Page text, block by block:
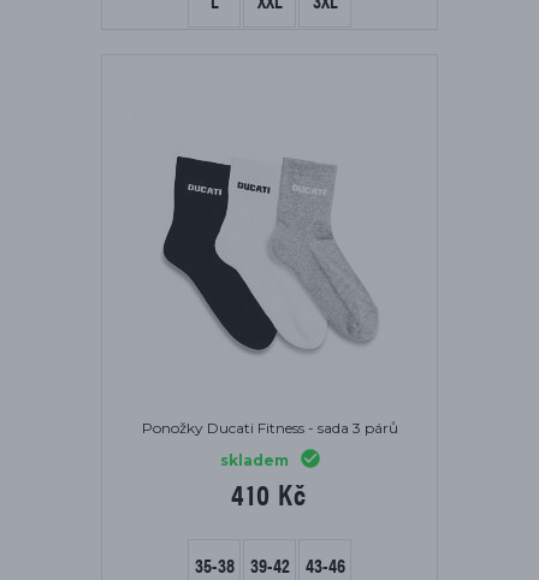
Ponožky Ducati Fitness - sada 3 párů
skladem
410 Kč
35-38 39-42 43-46